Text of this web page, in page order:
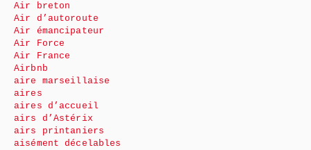
Air breton
Air d’autoroute
Air émancipateur
Air Force
Air France
Airbnb
aire marseillaise
aires
aires d’accueil
airs d’Astérix
airs printaniers
aisément décelables